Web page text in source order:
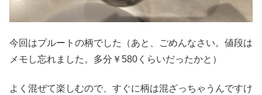
今回はプルートの柄でした（あと、ごめんなさい。値段は
メモし忘れました。多分￥580くらいだったかと）
よく混ぜて楽しむので、すぐに柄は混ざっちゃうんですけ